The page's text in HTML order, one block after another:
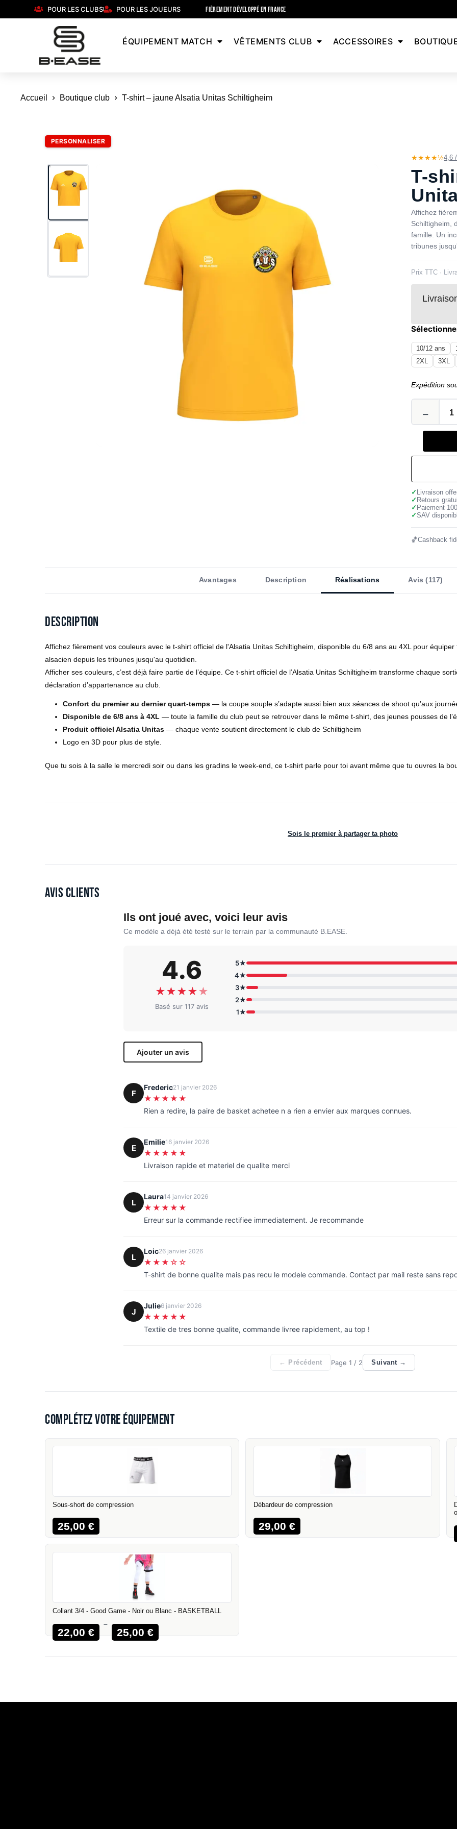
POUR LES CLUBS POUR LES JOUEURS FIÈREMENT DÉVELOPPÉ EN FRANCE
ÉQUIPEMENT MATCH VÊTEMENTS CLUB ACCESSOIRES
Accueil Boutique club T-shirt – jaune Alsatia Unitas Schiltigheim
PERSONNALISER
★★★★½4,6
T-
Affichez
Schiltigheim,
famille. Un
tribunes
Prix TTC ·
10/12 ans
2XL
3XL
Expédition
✓ Livraison
✓ Retours
✓ Paiement
✓SAV
🏀Cashback
Avantages Description Réalisations Avis (117)
Description
Affichez fièrement vos couleurs avec le t-shirt officiel de l'Alsatia Unitas Schiltigheim, disponible du 6/8 ans au 4XL pour
alsacien depuis les tribunes jusqu'au quotidien.
Afficher ses couleurs, c’est déjà faire partie de l’équipe. Ce t-shirt officiel de l’Alsatia Unitas Schiltigheim transforme chaque
déclaration d’appartenance au club.
Confort du premier au dernier quart-temps — la coupe souple s’adapte aussi bien aux séances de shoot qu’aux
Disponible de 6/8 ans à 4XL — toute la famille du club peut se retrouver dans le même t-shirt, des jeunes pousses de
Produit officiel Alsatia Unitas — chaque vente soutient directement le club de Schiltigheim
Logo en 3D pour plus de style.
Que tu sois à la salle le mercredi soir ou dans les gradins le week-end, ce t-shirt parle pour toi avant même que tu ouvres la
Sois le premier à partager ta photo
Avis clients
Ils ont joué avec, voici leur avis
Ce modèle a déjà été testé sur le terrain par la communauté B.EASE.
4.6
★★★★★
Basé sur 117 avis
5★
4★
3★
2★
1★
Ajouter un avis
F
Frederic21 janvier 2026
★★★★★
Rien a redire, la paire de basket achetee n a rien a envier aux marques connues.
E
Emilie16 janvier 2026
★★★★★
Livraison rapide et materiel de qualite merci
L
Laura14 janvier 2026
★★★★★
Erreur sur la commande rectifiee immediatement. Je recommande
L
Loic26 janvier 2026
★★★☆☆
T-shirt de bonne qualite mais pas recu le modele commande. Contact par mail reste sans
J
Julie6 janvier 2026
★★★★★
Textile de tres bonne qualite, commande livree rapidement, au top !
← Précédent Page1 / 2 Suivant →
Complétez votre équipement
Sous-short de compression
25,00€
Débardeur de compression
29,00 €
Collant 3/4 - Good Game - Noir ou Blanc - BASKETBALL
22,00€
–
25,00€